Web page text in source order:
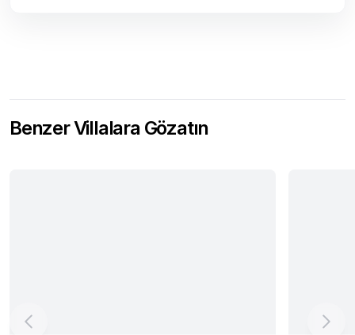
Benzer Villalara Gözatın